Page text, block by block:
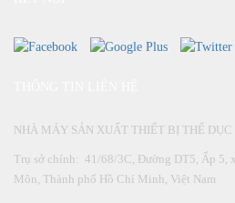
NHÀ MÁY SẢN XUẤT THIẾT BỊ THỂ DỤC
Trụ sở chính: 41/68/3C, Đường DT5, Ấp 5,
Môn, Thành phố Hồ Chí Minh, Việt Nam